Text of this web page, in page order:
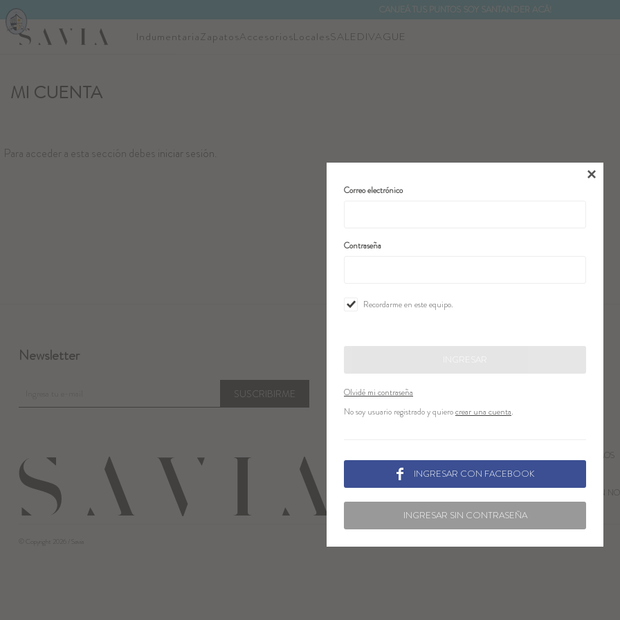

Correo electrónico
Contraseña
Recordarme en este equipo.
Olvidé mi contraseña
No soy usuario registrado y quierocrear una cuenta.
 INGRESAR CON FACEBOOK
INGRESAR SIN CONTRASEÑA
CANJEÁ TUS PUNTOS SOY SANTANDER ACÁ!
IndumentariaZapatosAccesoriosLocalesSALEDIVAGUE
MI CUENTA
Para acceder a esta sección debes iniciar sesión.
Newsletter
SUSCRIBIRME
TRABAJA CON
© Copyright 2026 / Savia